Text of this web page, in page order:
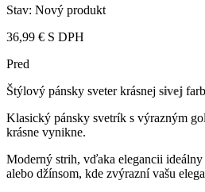
Stav: Nový produkt
36,99 € S DPH
Pred
Štýlový pánsky sveter krásnej sivej
Klasický pánsky svetrík s výrazným
krásne vynikne.
Moderný strih, vďaka elegancii
alebo džínsom, kde zvýrazní vašu